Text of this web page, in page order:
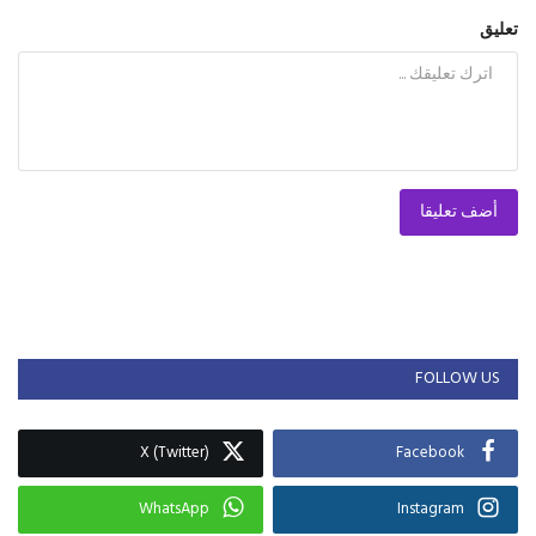
تعليق
أضف تعليقا
FOLLOW US
Facebook
X (Twitter)
Instagram
WhatsApp